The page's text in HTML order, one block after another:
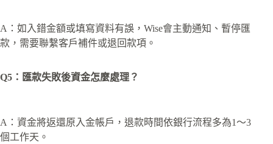
A：如入錯金額或填寫資料有誤，Wise會主動通知、暫停匯
款，需要聯繫客戶補件或退回款項。
Q5：匯款失敗後資金怎麼處理？
A：資金將返還原入金帳戶，退款時間依銀行流程多為1～3
個工作天。